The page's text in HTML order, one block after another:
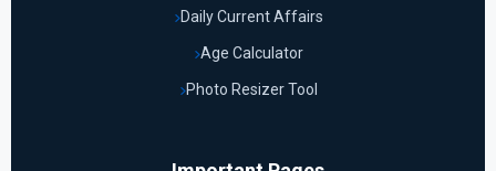
Daily Current Affairs
Age Calculator
Photo Resizer Tool